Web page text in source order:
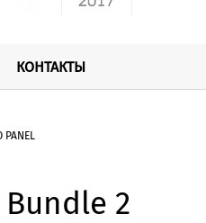
КОНТАКТЫ
PANEL
2